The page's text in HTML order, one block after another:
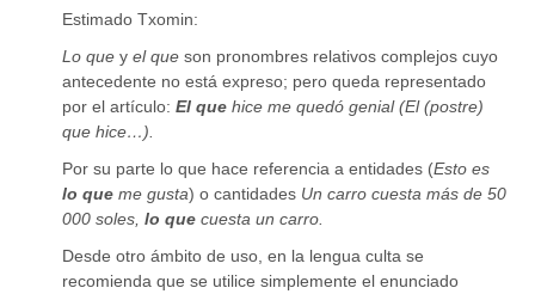
Estimado Txomin:
Lo que yel que son pronombres relativos complejos cuyo
antecedente no está expreso; pero queda representado
por el artículo:El que hice me quedó genial (El (postre)
que hice…).
Por su parte lo que hace referencia a entidades (Esto es
lo que me gusta) o cantidades Un carro cuesta más de 50
000 soles,lo que cuesta un carro.
Desde otro ámbito de uso, en la lengua culta se
recomienda que se utilice simplemente el enunciado